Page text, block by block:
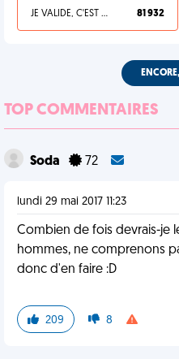
JE VALIDE, C'EST UNE VDM 81 932
TOP COMMENTAIRES
Soda 72
lundi 29 mai 2017 11:23
Combien de fois devrais-je
hommes, ne comprenons
donc d'en faire :D
209 8